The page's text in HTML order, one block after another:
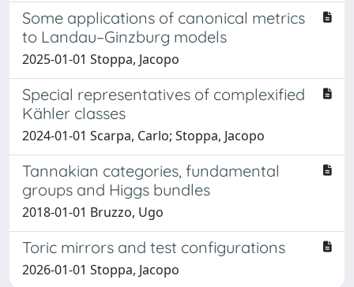
Some applications of canonical metrics
to Landau–Ginzburg models
2025-01-01 Stoppa, Jacopo
Special representatives of complexified
Kähler classes
2024-01-01 Scarpa, Carlo; Stoppa, Jacopo
Tannakian categories, fundamental
groups and Higgs bundles
2018-01-01 Bruzzo, Ugo
Toric mirrors and test configurations
2026-01-01 Stoppa, Jacopo